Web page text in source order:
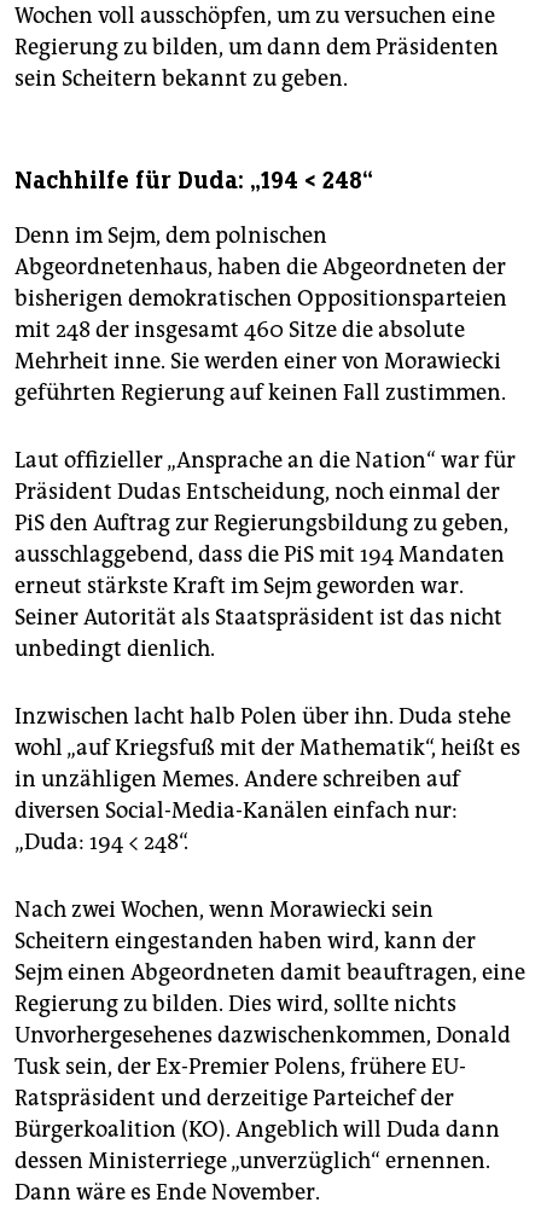
Wochen voll ausschöpfen, um zu versuchen eine
Regierung zu bilden, um dann dem Präsidenten
sein Scheitern bekannt zu geben.
Nachhilfe für Duda: „194 < 248“
Denn im Sejm, dem polnischen
Abgeordnetenhaus, haben die Abgeordneten der
bisherigen demokratischen Oppositionsparteien
mit 248 der insgesamt 460 Sitze die absolute
Mehrheit inne. Sie werden einer von Morawiecki
geführten Regierung auf keinen Fall zustimmen.
Laut offizieller „Ansprache an die Nation“ war für
Präsident Dudas Entscheidung, noch einmal der
PiS den Auftrag zur Regierungsbildung zu geben,
ausschlaggebend, dass die PiS mit 194 Mandaten
erneut stärkste Kraft im Sejm geworden war.
Seiner Autorität als Staatspräsident ist das nicht
unbedingt dienlich.
Inzwischen lacht halb Polen über ihn. Duda stehe
wohl „auf Kriegsfuß mit der Mathematik“, heißt es
in unzähligen Memes. Andere schreiben auf
diversen Social-Media-Kanälen einfach nur:
„Duda: 194 < 248“.
Nach zwei Wochen, wenn Morawiecki sein
Scheitern eingestanden haben wird, kann der
Sejm einen Abgeordneten damit beauftragen, eine
Regierung zu bilden. Dies wird, sollte nichts
Unvorhergesehenes dazwischenkommen, Donald
Tusk sein, der Ex-Premier Polens, frühere EU-
Ratspräsident und derzeitige Parteichef der
Bürgerkoalition (KO). Angeblich will Duda dann
dessen Ministerriege „unverzüglich“ ernennen.
Dann wäre es Ende November.